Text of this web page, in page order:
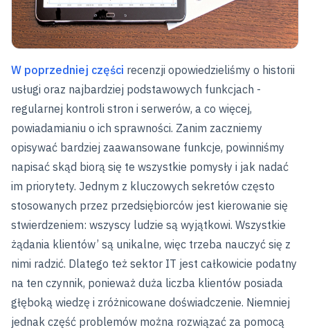
W poprzedniej części recenzji opowiedzieliśmy o historii
usługi oraz najbardziej podstawowych funkcjach -
regularnej kontroli stron i serwerów, a co więcej,
powiadamianiu o ich sprawności. Zanim zaczniemy
opisywać bardziej zaawansowane funkcje, powinniśmy
napisać skąd biorą się te wszystkie pomysły i jak nadać
im priorytety. Jednym z kluczowych sekretów często
stosowanych przez przedsiębiorców jest kierowanie się
stwierdzeniem: wszyscy ludzie są wyjątkowi. Wszystkie
żądania klientów’ są unikalne, więc trzeba nauczyć się z
nimi radzić. Dlatego też sektor IT jest całkowicie podatny
na ten czynnik, ponieważ duża liczba klientów posiada
głęboką wiedzę i zróżnicowane doświadczenie. Niemniej
jednak część problemów można rozwiązać za pomocą